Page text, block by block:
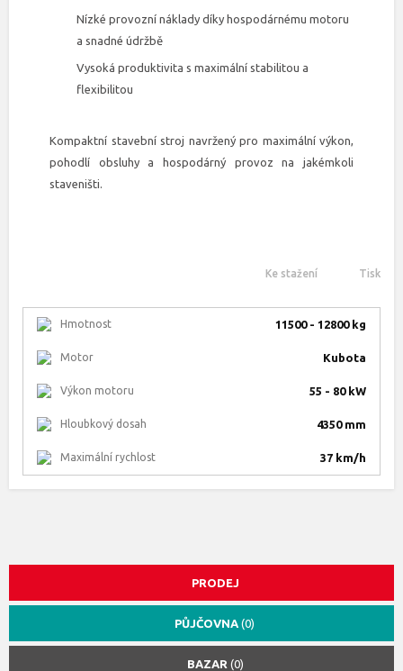
Nízké provozní náklady díky hospodárnému motoru
a snadné údržbě
Vysoká produktivita s maximální stabilitou a
flexibilitou
Kompaktní stavební stroj navržený pro maximální výkon,
pohodlí obsluhy a hospodárný provoz na jakémkoli
staveništi.
Ke stažení Tisk
Hmotnost 11500 - 12800 kg
Motor Kubota
Výkon motoru 55 - 80 kW
Hloubkový dosah 4350 mm
Maximální rychlost 37 km/h
PRODEJ
PŮJČOVNA (0)
BAZAR (0)